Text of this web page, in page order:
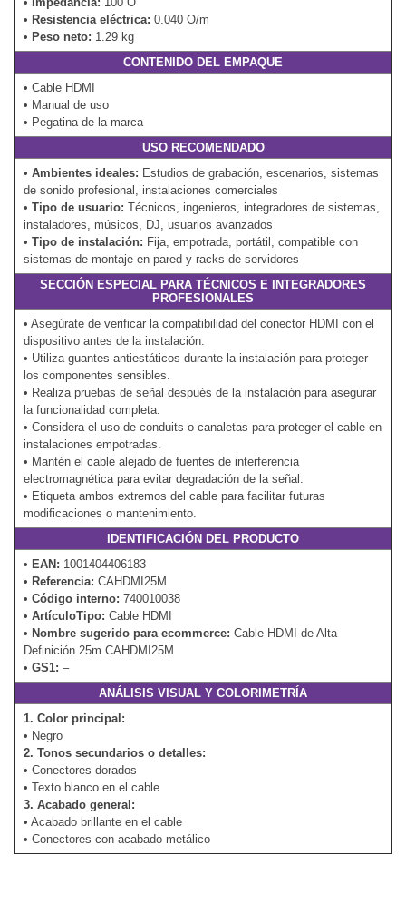
• Resistencia eléctrica: 0.040 O/m
• Peso neto: 1.29 kg
CONTENIDO DEL EMPAQUE
• Cable HDMI
• Manual de uso
• Pegatina de la marca
USO RECOMENDADO
• Ambientes ideales: Estudios de grabación, escenarios, sistemas
de sonido profesional, instalaciones comerciales
• Tipo de usuario: Técnicos, ingenieros, integradores de sistemas,
instaladores, músicos, DJ, usuarios avanzados
• Tipo de instalación: Fija, empotrada, portátil, compatible con
sistemas de montaje en pared y racks de servidores
SECCIÓN ESPECIAL PARA TÉCNICOS E INTEGRADORES
PROFESIONALES
• Asegúrate de verificar la compatibilidad del conector HDMI con el
dispositivo antes de la instalación.
• Utiliza guantes antiestáticos durante la instalación para proteger
los componentes sensibles.
• Realiza pruebas de señal después de la instalación para asegurar
la funcionalidad completa.
• Considera el uso de conduits o canaletas para proteger el cable en
instalaciones empotradas.
• Mantén el cable alejado de fuentes de interferencia
electromagnética para evitar degradación de la señal.
• Etiqueta ambos extremos del cable para facilitar futuras
modificaciones o mantenimiento.
IDENTIFICACIÓN DEL PRODUCTO
• EAN: 1001404406183
• Referencia: CAHDMI25M
• Código interno: 740010038
• ArtículoTipo: Cable HDMI
• Nombre sugerido para ecommerce: Cable HDMI de Alta
Definición 25m CAHDMI25M
• GS1: –
ANÁLISIS VISUAL Y COLORIMETRÍA
1. Color principal:
• Negro
2. Tonos secundarios o detalles:
• Conectores dorados
• Texto blanco en el cable
3. Acabado general:
• Acabado brillante en el cable
• Conectores con acabado metálico